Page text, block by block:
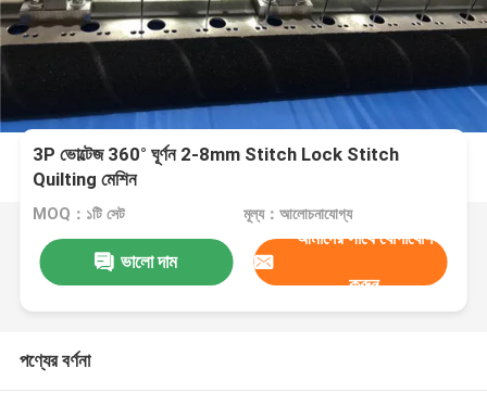
3P ভোল্টেজ 360° ঘূর্ণন 2-8mm Stitch Lock Stitch
Quilting মেশিন
MOQ：১টি সেট মূল্য：আলোচনাযোগ্য
ভালো দাম
আমাদের সাথে যোগাযোগ
করুন
পণ্যের বর্ণনা